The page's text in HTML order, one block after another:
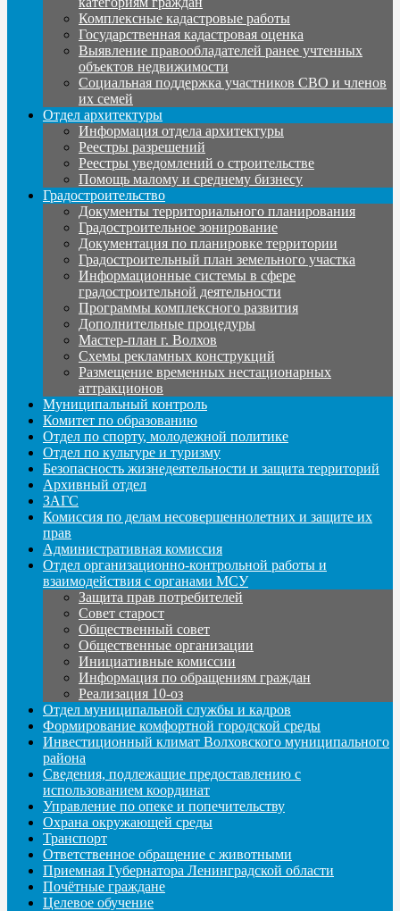
Комплексные кадастровые работы
Государственная кадастровая оценка
Выявление правообладателей ранее учтенных
объектов недвижимости
Социальная поддержка участников СВО и членов
их семей
Отдел архитектуры
Информация отдела архитектуры
Реестры разрешений
Реестры уведомлений о строительстве
Помощь малому и среднему бизнесу
Градостроительство
Документы территориального планирования
Градостроительное зонирование
Документация по планировке территории
Градостроительный план земельного участка
Информационные системы в сфере
градостроительной деятельности
Программы комплексного развития
Дополнительные процедуры
Мастер-план г. Волхов
Схемы рекламных конструкций
Размещение временных нестационарных
аттракционов
Муниципальный контроль
Комитет по образованию
Отдел по спорту, молодежной политике
Отдел по культуре и туризму
Безопасность жизнедеятельности и защита территорий
Архивный отдел
ЗАГС
Комиссия по делам несовершеннолетних и защите их
прав
Административная комиссия
Отдел организационно-контрольной работы и
взаимодействия с органами МСУ
Защита прав потребителей
Совет старост
Общественный совет
Общественные организации
Инициативные комиссии
Информация по обращениям граждан
Реализация 10-оз
Отдел муниципальной службы и кадров
Формирование комфортной городской среды
Инвестиционный климат Волховского муниципального
района
Сведения, подлежащие предоставлению с
использованием координат
Управление по опеке и попечительству
Охрана окружающей среды
Транспорт
Ответственное обращение с животными
Приемная Губернатора Ленинградской области
Почётные граждане
Целевое обучение